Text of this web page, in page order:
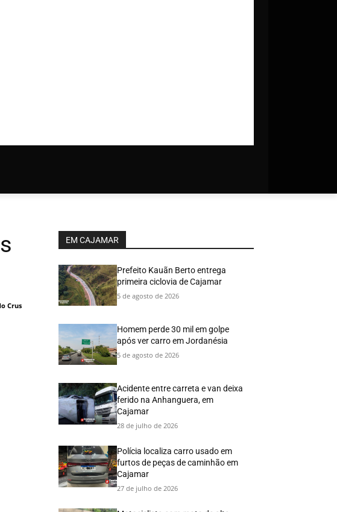
Crus
EM CAJAMAR
Prefeito Kauãn Berto entrega
primeira ciclovia de Cajamar
5 de agosto de 2026
Homem perde 30 mil em golpe
após ver carro em Jordanésia
5 de agosto de 2026
Acidente entre carreta e van deixa
ferido na Anhanguera, em
Cajamar
28 de julho de 2026
Polícia localiza carro usado em
furtos de peças de caminhão em
Cajamar
27 de julho de 2026